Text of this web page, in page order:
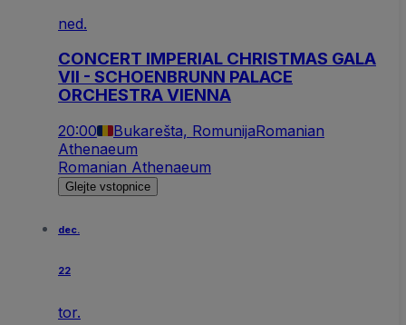
ned.
CONCERT IMPERIAL CHRISTMAS GALA
VII - SCHOENBRUNN PALACE
ORCHESTRA VIENNA
20:00 Bukarešta, RomunijaRomanian
Athenaeum
Romanian Athenaeum
Glejte vstopnice
dec.
22
tor.